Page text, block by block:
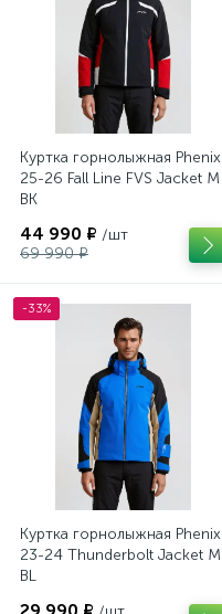
Куртка горнолыжная Phenix
25-26 Fall Line FVS Jacket M
BK
44 990 ₽ /шт
69 990 ₽
-33%
Куртка горнолыжная Phenix
23-24 Thunderbolt Jacket M
BL